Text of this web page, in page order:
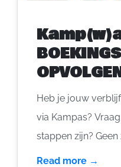
Heb je jouw
via Kampas?
stappen zijn?
platform kun je
Read more →